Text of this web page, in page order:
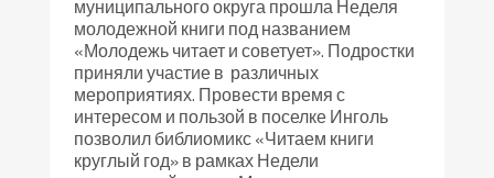
муниципального округа прошла Неделя
молодежной книги под названием
«Молодежь читает и советует». Подростки
приняли участие в различных
мероприятиях. Провести время с
интересом и пользой в поселке Инголь
позволил библиомикс «Читаем книги
круглый год» в рамках Недели